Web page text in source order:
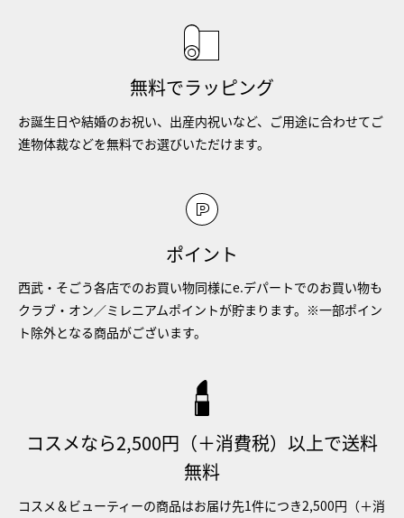
無料でラッピング
お誕生日や結婚のお祝い、出産内祝いなど、ご用途に合わせてご
進物体裁などを無料でお選びいただけます。
ポイント
西武・そごう各店でのお買い物同様にe.デパートでのお買い物も
クラブ・オン／ミレニアムポイントが貯まります。※一部ポイン
ト除外となる商品がございます。
コスメなら2,500円（＋消費税）以上で送料
無料
コスメ＆ビューティーの商品はお届け先1件につき2,500円（＋消